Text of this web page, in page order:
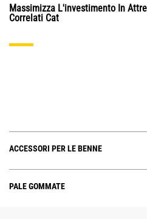
Massimizza L'investimento In
Correlati Cat
ACCESSORI PER LE BENNE
PALE GOMMATE